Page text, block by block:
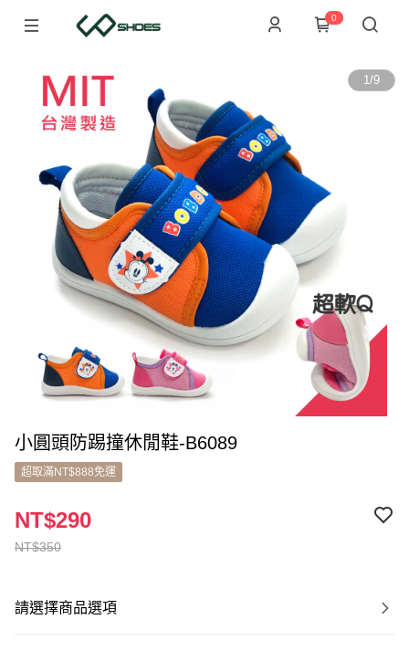
0
1/9
小圓頭防踢撞休閒鞋-B6089
超取滿NT$888免運
NT$350
NT$290
請選擇商品選項